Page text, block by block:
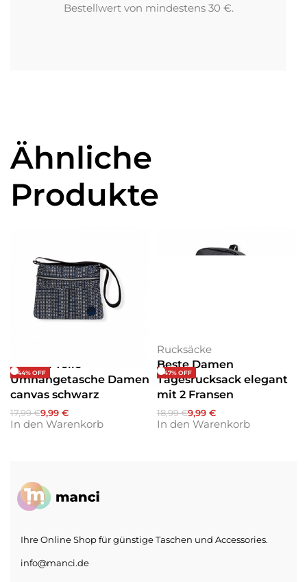
Bestellwert von mindestens 30 €.
Ähnliche
Produkte
-44% OFF
Budmil Tolle
Umhängetasche Damen
canvas schwarz
17,99€9,99 €
In den Warenkorb
-47% OFF
Rucksäcke
Beste Damen
Tagesrucksack elegant
mit 2 Fransen
18,99€9,99 €
In den Warenkorb
Ihre Online Shop für günstige Taschen und Accessories.
info@manci.de